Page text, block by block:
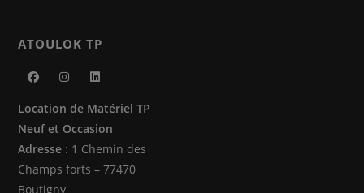
ATOULOK TP
dans
un
nouvel
onglet
dans
un
nouvel
onglet
dans
un
nouvel
onglet
Location de Matériel TP
Neuf et Occasion
Adresse : 1 Chemin des
Champs forts – 77470
Boutigny